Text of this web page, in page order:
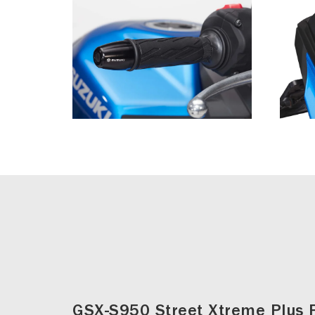
GSX-S950 Street Xtreme Plus